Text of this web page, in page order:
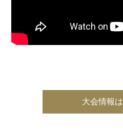
大会情報